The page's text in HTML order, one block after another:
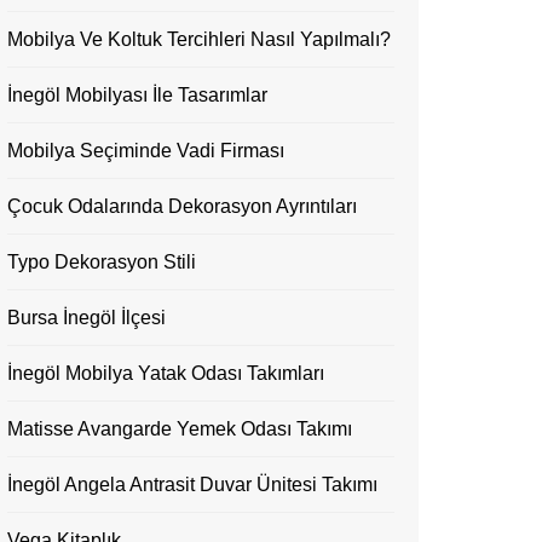
Mobilya Ve Koltuk Tercihleri Nasıl Yapılmalı?
İnegöl Mobilyası İle Tasarımlar
Mobilya Seçiminde Vadi Firması
Çocuk Odalarında Dekorasyon Ayrıntıları
Typo Dekorasyon Stili
Bursa İnegöl İlçesi
İnegöl Mobilya Yatak Odası Takımları
Matisse Avangarde Yemek Odası Takımı
İnegöl Angela Antrasit Duvar Ünitesi Takımı